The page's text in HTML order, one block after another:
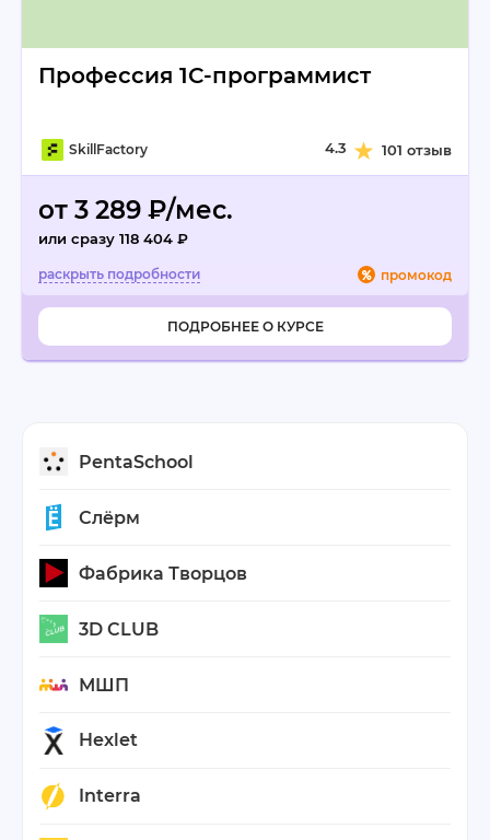
Профессия 1С-программист
SkillFactory 4.3 101 отзыв
от 3 289 ₽/мес.
или сразу 118 404 ₽
промокод
ПОДРОБНЕЕ О КУРСЕ
PentaSchool
Слёрм
Фабрика Творцов
3D CLUB
МШП
Hexlet
Interra